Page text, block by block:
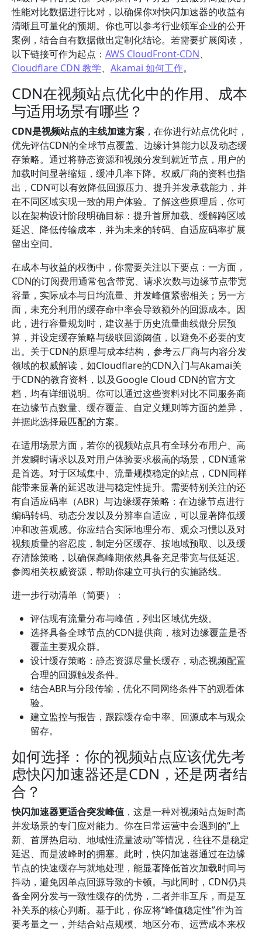
性能对比数据进行比对，以确保你对快闪加速器的收益有
清晰且可量化的预期。你也可以参考行业领军企业的公开
案例，结合自有数据做出定制化结论。若需要扩展阅读，
以下链接可作为起点： AWS CloudFront-CDN、
Cloudflare CDN 教学、 Akamai 如何工作。
CDN在视频站点优化中的作用、成本
与适用场景有哪些？
CDN是视频站点的主线加速方案 ，在你进行站点优化时，
优先评估CDN的全球节点覆盖、边缘计算能力以及动态缓
存策略。通过将静态资源和视频分发到就近节点，用户的
加载时间显著缩短，缓冲几率下降。权威厂商的资料也指
出，CDN可以有效降低回源压力、提升并发承载能力，并
在不同区域实现一致的用户体验。了解这些原理后，你可
以在架构设计阶段明确目标：提升首屏加载、缓解跨区域
延迟、降低传输成本，并为未来的转码、自适应码率扩展
留出空间。
在成本与收益的权衡中，你需要关注以下要点：一方面，
CDN的订阅费用通常包含带宽、请求次数与边缘节点带宽
容量，实际成本与日均流量、并发峰值紧密相关；另一方
面，未充分利用的缓存命中率会导致额外的回源成本。因
此，进行容量规划时，建议基于历史流量曲线做分层预
算，并设定缓存策略与级联回源阈值，以避免不必要的支
出。关于CDN的原理与成本结构，参考云厂商与内容分发
领域的权威解读，如Cloudflare的CDN入门与Akamai关
于CDN的教育资料，以及Google Cloud CDN的官方文
档，均有详细说明。你可以通过这些资料对比不同服务商
在边缘节点数量、缓存覆盖、自定义规则等方面的差异，
并据此选择最匹配的方案。
在适用场景方面，若你的视频站点具有全球分布用户、高
并发瞬时请求以及对用户体验要求极高的场景，CDN通常
是首选。对于区域集中、流量规模稳定的站点，CDN同样
能带来显著的延迟改进与稳定性提升。需要特别关注的还
有自适应码率（ABR）与边缘缓存策略：在边缘节点进行
编码转码、动态分发以及分辨率自适应，可以显著降低缓
冲和改善观感。你应结合实际地理分布、观众习惯以及对
视频质量的容忍度，制定分区缓存、按地域预取、以及缓
存清除策略，以确保高峰期依然具备充足带宽与低延迟。
参阅相关权威资源，帮助你建立可执行的实施路线。
进一步行动清单（简要）：
评估现有流量分布与峰值，列出区域优先级。
选择具备全球节点的CDN提供商，核对边缘覆盖是否
覆盖主要观众群。
设计缓存策略：静态资源尽量长缓存，动态视频配置
合理的回源触发条件。
结合ABR与分段传输，优化不同网络条件下的观看体
验。
建立监控与报告，跟踪缓存命中率、回源成本与观众
留存。
如何选择：你的视频站点应该优先考
虑快闪加速器还是CDN，还是两者结
合？
快闪加速器更适合突发峰值 ，这是一种对视频站点短时高
并发场景的专门应对能力。你在日常运营中会遇到的“上
新、首屏热启动、地域性流量波动”等情况，往往不是稳定
延迟、而是波峰时的拥塞。此时，快闪加速器通过在边缘
节点的快速缓存与就地处理，能显著降低首次加载时间与
抖动，避免因单点回源导致的卡顿。与此同时，CDN仍具
备全网分发与一致性缓存的优势，二者并非互斥，而是互
补关系的核心判断。基于此，你应将“峰值稳定性”作为首
要考量之一，并结合站点规模、地区分布、运营成本来权